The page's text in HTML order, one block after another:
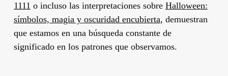
1111 o incluso las interpretaciones sobre Halloween:
símbolos, magia y oscuridad encubierta, demuestran
que estamos en una búsqueda constante de
significado en los patrones que observamos.